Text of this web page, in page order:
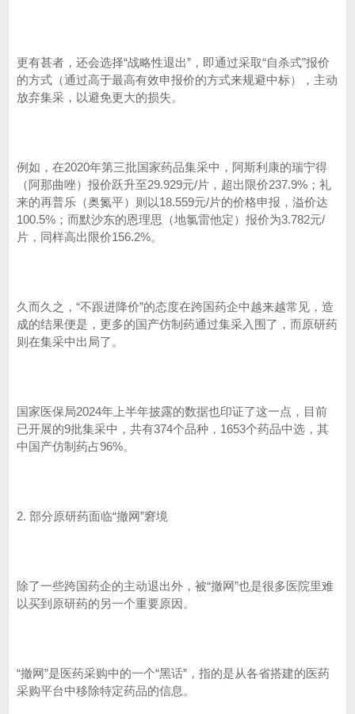
更有甚者，还会选择“战略性退出”，即通过采取“自杀式”报价
的方式（通过高于最高有效申报价的方式来规避中标），主动
放弃集采，以避免更大的损失。
例如，在2020年第三批国家药品集采中，阿斯利康的瑞宁得
（阿那曲唑）报价跃升至29.929元/片，超出限价237.9%；礼
来的再普乐（奥氮平）则以18.559元/片的价格申报，溢价达
100.5%；而默沙东的恩理思（地氯雷他定）报价为3.782元/
片，同样高出限价156.2%。
久而久之，“不跟进降价”的态度在跨国药企中越来越常见，造
成的结果便是，更多的国产仿制药通过集采入围了，而原研药
则在集采中出局了。
国家医保局2024年上半年披露的数据也印证了这一点，目前
已开展的9批集采中，共有374个品种，1653个药品中选，其
中国产仿制药占96%。
2. 部分原研药面临“撤网”窘境
除了一些跨国药企的主动退出外，被“撤网”也是很多医院里难
以买到原研药的另一个重要原因。
“撤网”是医药采购中的一个“黑话”，指的是从各省搭建的医药
采购平台中移除特定药品的信息。